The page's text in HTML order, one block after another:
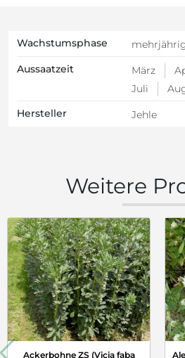
Wachstumsphase
mehrjährig
Aussaatzeit
März
Juli
Hersteller
Jehle
Weitere
Ackerbohne ZS (Vicia faba